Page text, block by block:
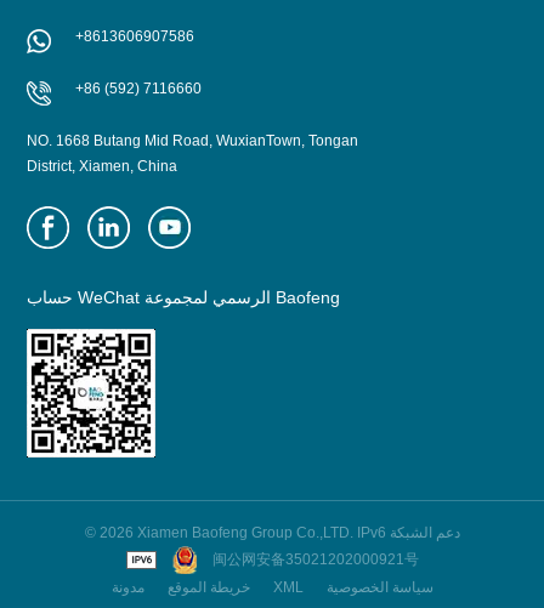
+8613606907586
+86 (592) 7116660
NO. 1668 Butang Mid Road, WuxianTown, Tongan
District, Xiamen, China
حساب WeChat الرسمي لمجموعة Baofeng
© 2026 Xiamen Baofeng Group Co.,LTD. IPv6 دعم الشبكة
闽公网安备35021202000921号
مدونة
خريطة الموقع XML سياسة الخصوصية